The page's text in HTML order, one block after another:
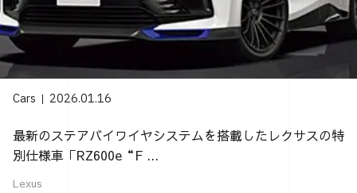
Cars 2026.01.16
最新のステアバイワイヤシステムを搭載したレクサスの特
別仕様車「RZ600e“F ...
Lexus